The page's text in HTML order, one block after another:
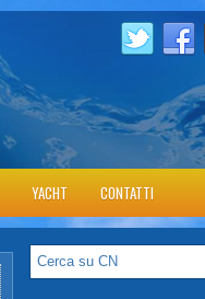
YACHT CONTATTI